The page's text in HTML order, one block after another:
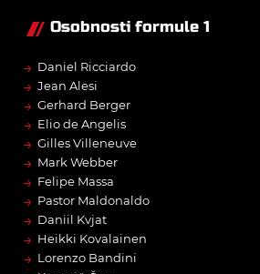
Osobnosti formule 1
→ Daniel Ricciardo
→ Jean Alesi
→ Gerhard Berger
→ Elio de Angelis
→ Gilles Villeneuve
→ Mark Webber
→ Felipe Massa
→ Pastor Maldonaldo
→ Daniil Kvjat
→ Heikki Kovalainen
→ Lorenzo Bandini